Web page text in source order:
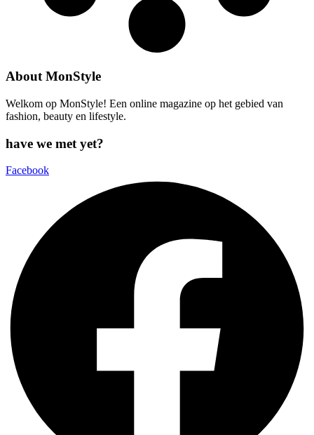
About MonStyle
Welkom op MonStyle! Een online magazine op het gebied van
fashion, beauty en lifestyle.
have we met yet?
Facebook